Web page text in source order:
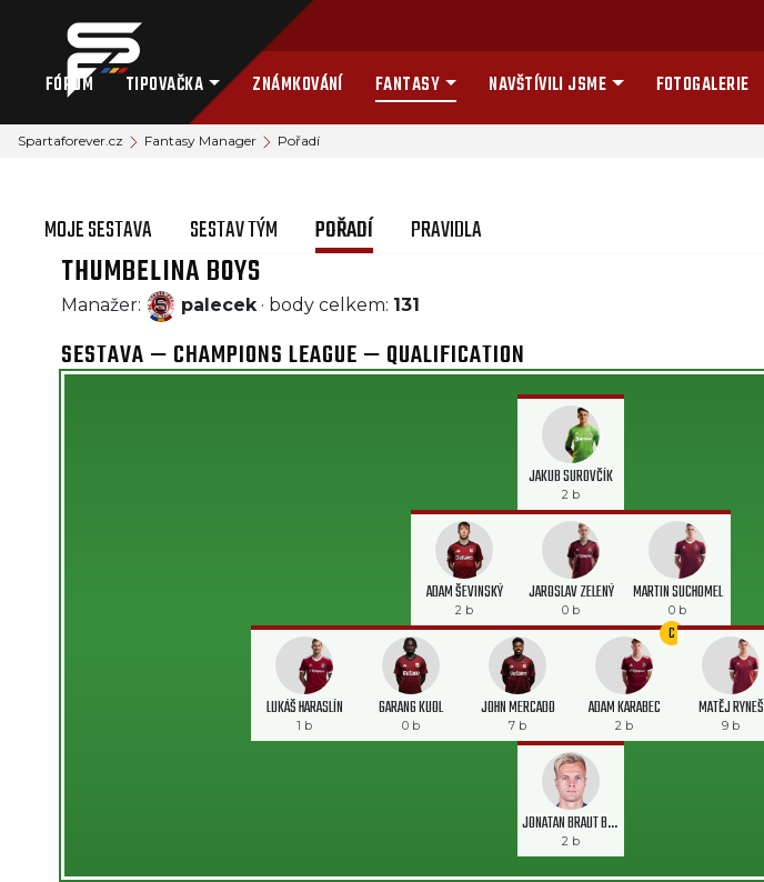
FÓRUM TIPOVAČKA ZNÁMKOVÁNÍ FANTASY NAVŠTÍVILI JSME FOTOGALERIE
Spartaforever.cz Fantasy Manager Pořadí
MOJE SESTAVA SESTAV TÝM POŘADÍ PRAVIDLA
THUMBELINA BOYS
Manažer: palecek· body celkem: 131
SESTAVA — CHAMPIONS LEAGUE — QUALIFICATION
JAKUB SUROVČÍK
2 b
ADAM ŠEVINSKÝ
2 b
JAROSLAV ZELENÝ
0 b
MARTIN SUCHOMEL
0 b
LUKÁŠ HARASLÍN
1 b
GARANG KUOL
0 b
JOHN MERCADO
7 b
C
ADAM KARABEC
2 b
MATĚJ RYNEŠ
9 b
JONATAN BRAUT BRUNES
2 b